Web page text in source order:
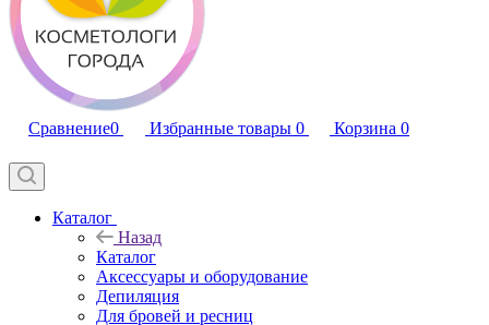
Сравнение0 Избранные товары 0 Корзина 0
Каталог
Назад
Каталог
Аксессуары и оборудование
Депиляция
Для бровей и ресниц